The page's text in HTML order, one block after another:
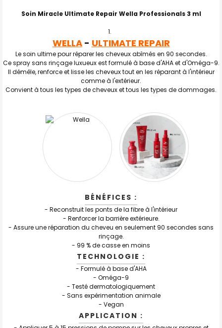
ENSEMBLE
TOUT
SELECTIONNER
J'AJOUTE
AU PANIER
Soin Miracle Ultimate Repair Wella Professionals 3 ml
WELLA- ULTIMATE REPAIR
Le soin ultime pour réparer les cheveux abîmés en 90 secondes.
Ce spray sans rinçage luxueux est formulé à base d'AHA et d'Oméga-9.
Il démêle, renforce et lisse les cheveux tout en les réparant à l'intérieur
comme à l'extérieur.
Convient à tous les types de cheveux et tous les types de dommages.
BÉNÉFICES :
- Reconstruit les ponts de la fibre à l'intérieur
- Renforcer la barrière extérieure.
- Assure une réparation du cheveu en seulement 90 secondes sans
rinçage.
- 99 % de casse en moins
TECHNOLOGIE :
- Formulé à base d'AHA
- Oméga-9
- Testé dermatologiquement
- Sans expérimentation animale
- Vegan
APPLICATION :